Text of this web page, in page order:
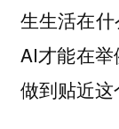
生生活在
AI才能在
做到贴近这